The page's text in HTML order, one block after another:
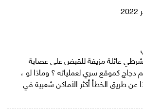
عائلة مزيفة للقبض على عصابة
كموقع سري لعملياته ؟ وماذا لو ،
طريق الخطأ أكثر الأماكن شعبية في